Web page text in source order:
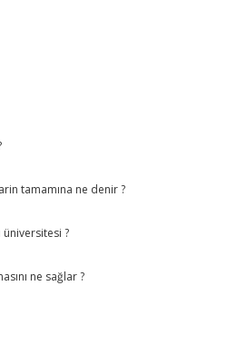
tamamına ne denir ?
üniversitesi ?
ne sağlar ?